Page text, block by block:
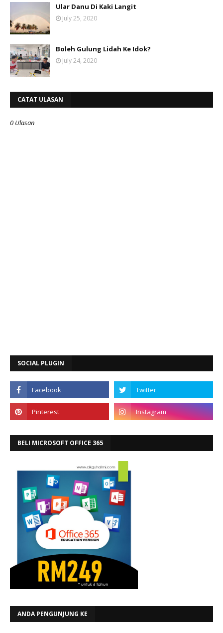
Ular Danu Di Kaki Langit
July 25, 2020
Boleh Gulung Lidah Ke Idok?
July 24, 2020
CATAT ULASAN
0 Ulasan
SOCIAL PLUGIN
BELI MICROSOFT OFFICE 365
ANDA PENGUNJUNG KE